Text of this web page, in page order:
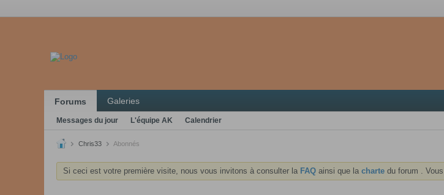
Forums Galeries
Messages du jour L'équipe AK Calendrier
Chris33 Abonnés
Si ceci est votre première visite, nous vous invitons à consulter la FAQ ainsi que la charte du forum .